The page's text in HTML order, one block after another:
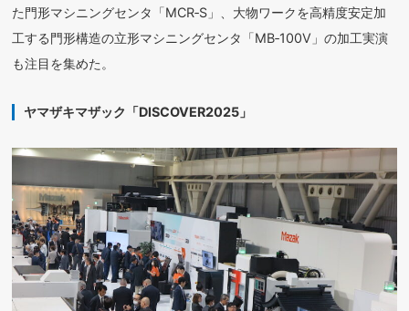
た門形マシニングセンタ「MCR‐S」、大物ワークを高精度安定加
工する門形構造の立形マシニングセンタ「MB‐100V」の加工実演
も注目を集めた。
ヤマザキマザック「DISCOVER2025」